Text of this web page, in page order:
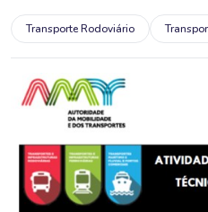
Transporte Rodoviário